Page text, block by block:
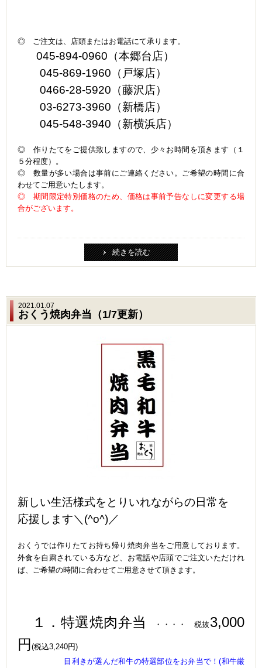
◎ ご注文は、店頭またはお電話にて承ります。
045-894-0960（本郷台店）
045-869-1960（戸塚店）
0466-28-5920（藤沢店）
03-6273-3960（新橋店）
045-548-3940（新横浜店）
◎ 作りたてをご提供致しますので、少々お時間を頂きます（１
５分程度）。
◎ 数量が多い場合は事前にご連絡ください。ご希望の時間に合
わせてご用意いたします。
◎ 期間限定特別価格のため、価格は事前予告なしに変更する場
合がございます。
続きを読む
2021.01.07
おくう焼肉弁当（1/7更新）
新しい生活様式をとりいれながらの日常を
応援します＼(^o^)／
おくうでは作りたてお持ち帰り焼肉弁当をご用意しております。
外食を自粛されている方など、お電話や店頭でご注文いただけれ
ば、ご希望の時間に合わせてご用意させて頂きます。
１．特選焼肉弁当 ・・・・ 税抜 3,000
円 (税込3,240円)
目利きが選んだ和牛の特選部位をお弁当で！(和牛厳